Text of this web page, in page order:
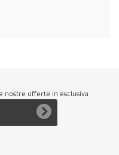
nostre offerte in esclusiva